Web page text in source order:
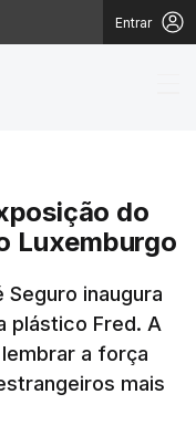
Entrar
do
Luxemburgo
inaugura
plástico Fred. A
a força
mais